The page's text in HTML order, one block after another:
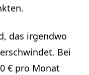
das irgendwo
Bei
€ pro Monat